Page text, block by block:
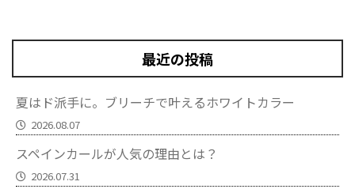
最近の投稿
夏はド派手に。ブリーチで叶えるホワイトカラー
2026.08.07
スペインカールが人気の理由とは？
2026.07.31